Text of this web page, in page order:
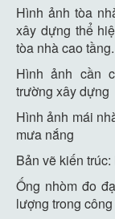
Hình ảnh tòa
xây dựng thể
tòa nhà cao tầng.
Hình ảnh cần
trường xây dựng
Hình ảnh mái
mưa nắng
Bản vẽ kiến
Ống nhòm đo
lượng trong